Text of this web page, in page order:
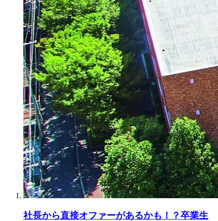
社長から直接オファーがあるかも！？卒業生